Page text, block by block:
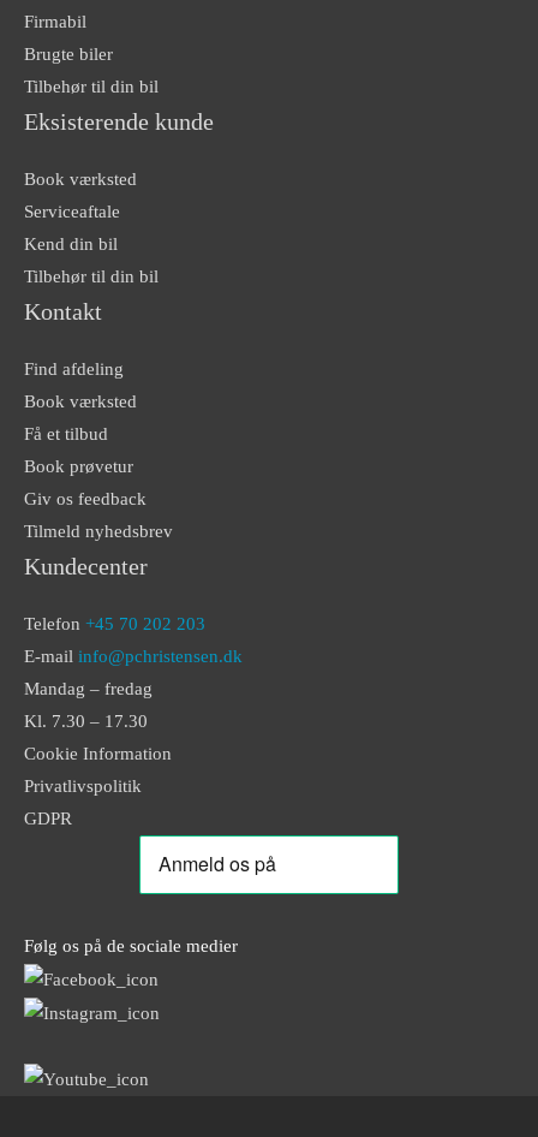
Firmabil
Brugte biler
Tilbehør til din bil
Eksisterende kunde
Book værksted
Serviceaftale
Kend din bil
Tilbehør til din bil
Kontakt
Find afdeling
Book værksted
Få et tilbud
Book prøvetur
Giv os feedback
Tilmeld nyhedsbrev
Kundecenter
Telefon +45 70 202 203
E-mail info@pchristensen.dk
Mandag – fredag
Kl. 7.30 – 17.30
Cookie Information
Privatlivspolitik
GDPR
Følg os på de sociale medier